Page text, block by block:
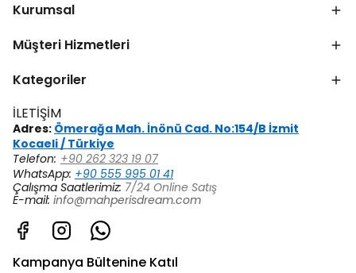
Kurumsal
Müşteri Hizmetleri
Kategoriler
İLETİŞİM
Adres: Ömerağa Mah. İnönü Cad. No:154/B İzmit
Kocaeli / Türkiye
Telefon: +90 262 323 19 07
WhatsApp: +90 555 995 01 41
Çalışma Saatlerimiz: 7/24 Online Satış
E-mail: info@mahperisdream.com
Kampanya Bültenine Katıl